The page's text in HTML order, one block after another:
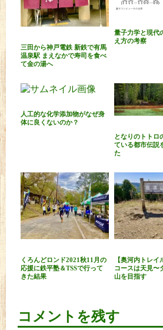
三田から神戸電鉄 新鉄で有馬
温泉駅 まえなかで寿司を食べ
て金の湯へ
量子力学と現代
え方の考察
人工的な化学添加物がなぜ身
体に良くないのか？
となりのトトロ
ている都市伝説
た
くろんどロンド2021秋11月の
応援に鉄平塾＆TSSで行って
きた結果
【奥河内トレイ
コースは天見〜
山を目指す
コメントを残す